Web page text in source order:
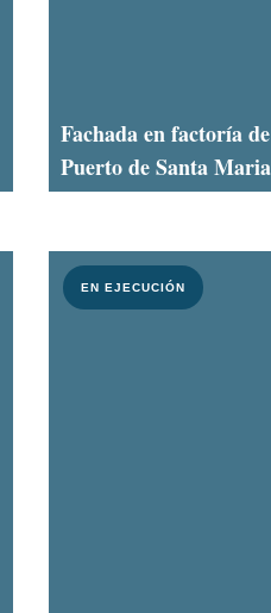
Fachada en factoría
Puerto de Santa
EN EJECUCIÓN